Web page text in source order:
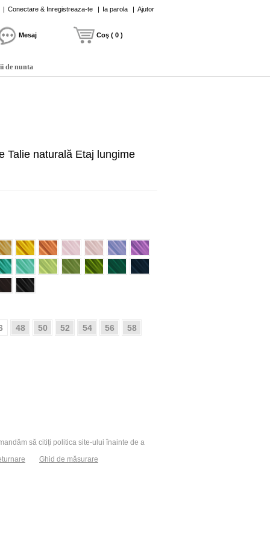
| Conectare & Inregistreaza-te | Ia parola | Ajutor
Mesaj Coş ( 0 )
de nunta
Talie naturală Etaj lungime
48 50 52 54 56
58
să citiți politica site-ului înainte de a
Ghid de măsurare